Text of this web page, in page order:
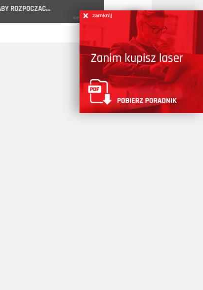
ROZPOCZAĆ...
IconCaptcha © Poradnik